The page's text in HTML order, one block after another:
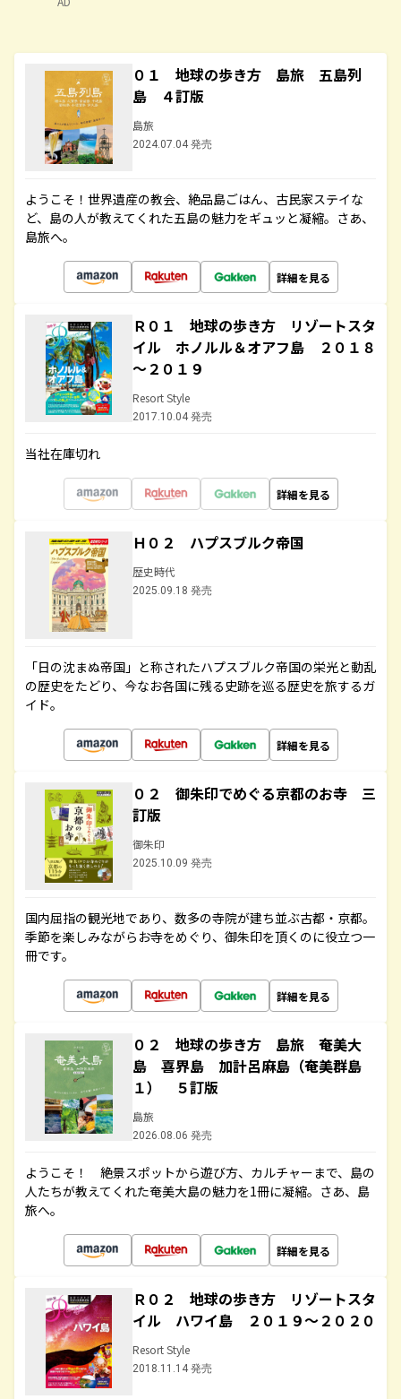
０１ 地球の歩き方 島旅 五島列
島 ４訂版
島旅
2024.07.04 発売
ようこそ！世界遺産の教会、絶品島ごはん、古民家ステイな
ど、島の人が教えてくれた五島の魅力をギュッと凝縮。さあ、
島旅へ。
詳細を見る
Ｒ０１ 地球の歩き方 リゾートスタ
イル ホノルル＆オアフ島 ２０１８
～２０１９
Resort Style
2017.10.04 発売
当社在庫切れ
詳細を見る
Ｈ０２ ハプスブルク帝国
歴史時代
2025.09.18 発売
「日の沈まぬ帝国」と称されたハプスブルク帝国の栄光と動乱
の歴史をたどり、今なお各国に残る史跡を巡る歴史を旅するガ
イド。
詳細を見る
０２ 御朱印でめぐる京都のお寺 三
訂版
御朱印
2025.10.09 発売
国内屈指の観光地であり、数多の寺院が建ち並ぶ古都・京都。
季節を楽しみながらお寺をめぐり、御朱印を頂くのに役立つ一
冊です。
詳細を見る
０２ 地球の歩き方 島旅 奄美大
島 喜界島 加計呂麻島（奄美群島
１） ５訂版
島旅
2026.08.06 発売
ようこそ！ 絶景スポットから遊び方、カルチャーまで、島の
人たちが教えてくれた奄美大島の魅力を1冊に凝縮。さあ、島
旅へ。
詳細を見る
Ｒ０２ 地球の歩き方 リゾートスタ
イル ハワイ島 ２０１９～２０２０
Resort Style
2018.11.14 発売